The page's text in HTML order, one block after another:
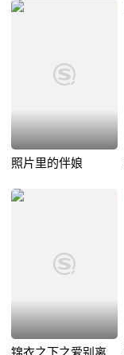
照片里的伴娘